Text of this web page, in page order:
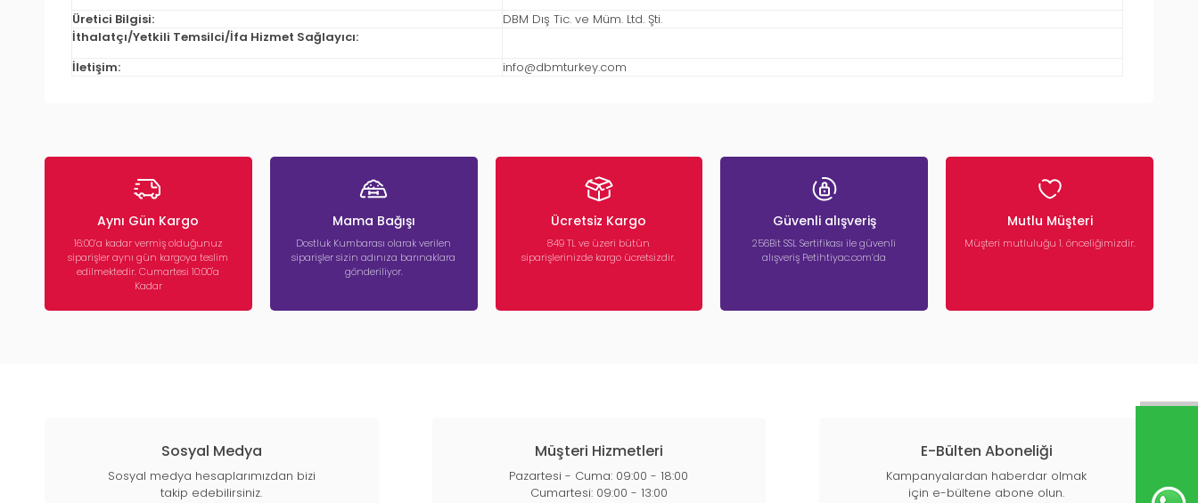
Üretici Bilgisi:
DBM Dış Tic. ve Müm. Ltd. Şti.
İthalatçı/Yetkili Temsilci/İfa Hizmet Sağlayıcı:
İletişim:
info@dbmturkey.com
Aynı Gün Kargo
16:00’a kadar vermiş olduğunuz
siparişler aynı gün kargoya teslim
edilmektedir. Cumartesi 10:00'a
Kadar
Mama Bağışı
Dostluk Kumbarası olarak verilen
siparişler sizin adınıza barınaklara
gönderiliyor.
Ücretsiz Kargo
849 TL ve üzeri bütün
siparişlerinizde kargo ücretsizdir.
Güvenli alışveriş
256Bit SSL Sertifikası ile güvenli
alışveriş Petihtiyac.com’da
Mutlu Müşteri
Müşteri mutluluğu 1. önceliğimizdir.
Sosyal Medya
Sosyal medya hesaplarımızdan bizi
takip edebilirsiniz.
Müşteri Hizmetleri
Pazartesi - Cuma: 09:00 - 18:00
Cumartesi: 09:00 - 13:00
E-Bülten Aboneliği
Kampanyalardan haberdar olmak
için e-bültene abone olun.